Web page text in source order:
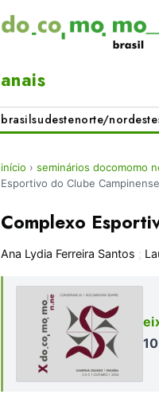
anais
brasilsudestenorte/nordeste
início › seminários docomomo
Esportivo do Clube Campinense
Complexo
Ana Lydia Ferreira Santos ;